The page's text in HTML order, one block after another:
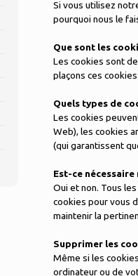
Si vous utilisez
pourquoi nous le
Que sont les
Les cookies sont
plaçons ces
Quels types de
Les cookies
Web), les cookies
(qui garantissent
Est-ce nécessaire
Oui et non. Tous
cookies pour vous
maintenir la
Supprimer les
Même si les
ordinateur ou de